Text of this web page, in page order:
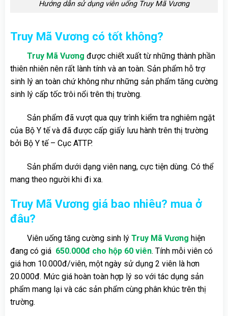
Hướng dẫn sử dụng viên uống Truy Mã Vương
Truy Mã Vương có tốt không?
Truy Mã Vương được chiết xuất từ những thành phần
thiên nhiên nên rất lành tính và an toàn. Sản phẩm hỗ trợ
sinh lý an toàn chứ không như những sản phẩm tăng cường
sinh lý cấp tốc trôi nổi trên thị trường.
Sản phẩm đã vượt qua quy trình kiểm tra nghiêm ngặt
của Bộ Y tế và đã được cấp giấy lưu hành trên thị trường
bởi Bộ Y tế – Cục ATTP.
Sản phẩm dưới dạng viên nang, cực tiện dùng. Có thể
mang theo người khi đi xa.
Truy Mã Vương giá bao nhiêu? mua ở
đâu?
Viên uống tăng cường sinh lý Truy Mã Vương hiện
đang có giá 650.000đ cho hộp 60 viên. Tính mỗi viên có
giá hơn 10.000đ/viên, một ngày sử dụng 2 viên là hơn
20.000đ. Mức giá hoàn toàn hợp lý so với tác dụng sản
phẩm mang lại và các sản phẩm cùng phân khúc trên thị
trường.